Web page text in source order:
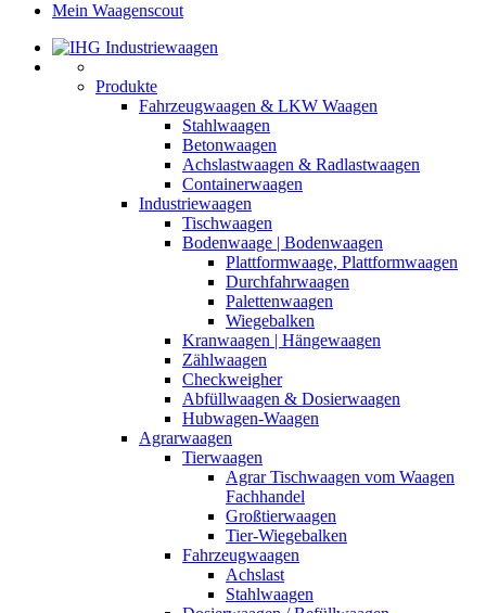
Mein Waagenscout
Produkte
Fahrzeugwaagen & LKW Waagen
Stahlwaagen
Betonwaagen
Achslastwaagen & Radlastwaagen
Containerwaagen
Industriewaagen
Tischwaagen
Bodenwaage | Bodenwaagen
Plattformwaage, Plattformwaagen
Durchfahrwaagen
Palettenwaagen
Wiegebalken
Kranwaagen | Hängewaagen
Zählwaagen
Checkweigher
Abfüllwaagen & Dosierwaagen
Hubwagen-Waagen
Agrarwaagen
Tierwaagen
Agrar Tischwaagen vom Waagen
Fachhandel
Großtierwaagen
Tier-Wiegebalken
Fahrzeugwaagen
Achslast
Stahlwaagen